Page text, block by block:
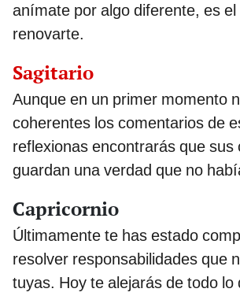
anímate por algo diferente, es
renovarte.
Sagitario
Aunque en un primer momento
coherentes los comentarios de
reflexionas encontrarás que sus
guardan una verdad que no
Capricornio
Últimamente te has estado
resolver responsabilidades que
tuyas. Hoy te alejarás de todo lo